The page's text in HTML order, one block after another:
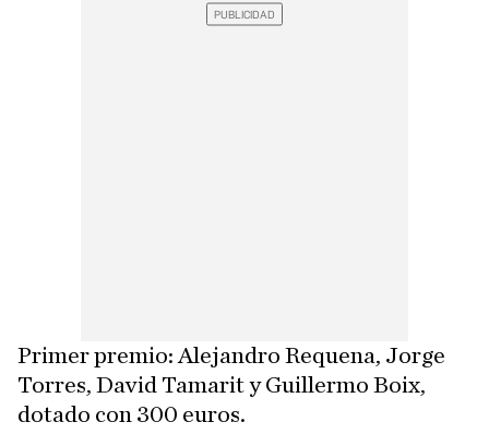
Primer premio: Alejandro Requena, Jorge
Torres, David Tamarit y Guillermo Boix,
dotado con 300 euros.